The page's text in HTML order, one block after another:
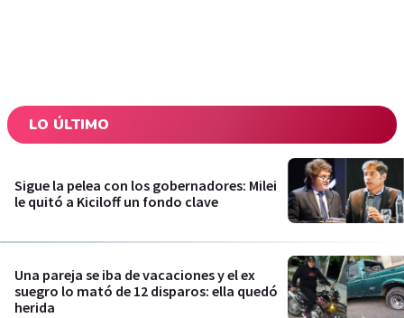
LO ÚLTIMO
Sigue la pelea con los gobernadores: Milei
le quitó a Kiciloff un fondo clave
Una pareja se iba de vacaciones y el ex
suegro lo mató de 12 disparos: ella quedó
herida